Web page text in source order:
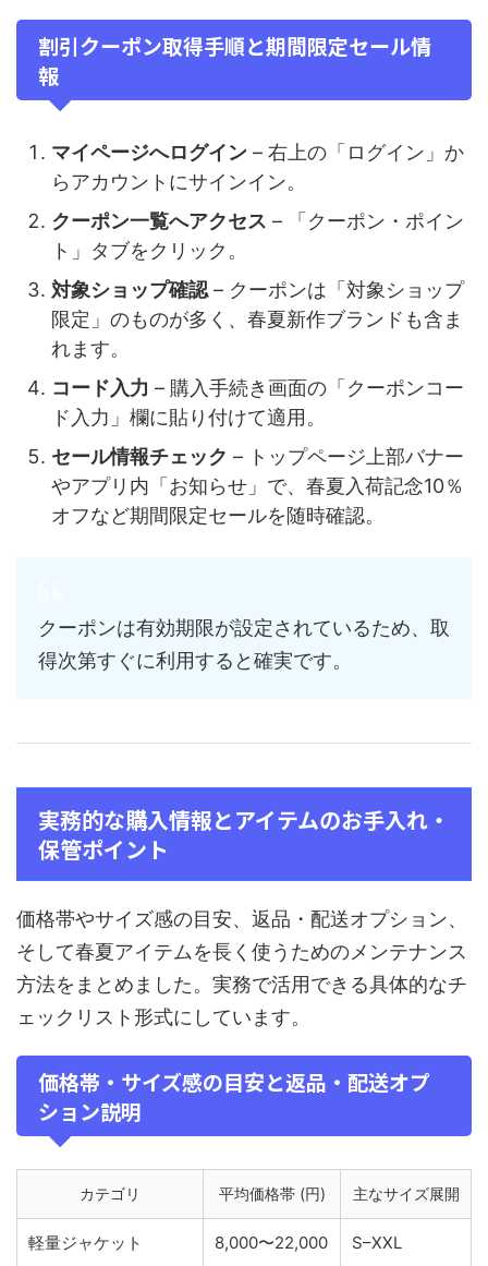
割引クーポン取得手順と期間限定セール情
報
マイページへログイン – 右上の「ログイン」か
らアカウントにサインイン。
クーポン一覧へアクセス – 「クーポン・ポイン
ト」タブをクリック。
対象ショップ確認– クーポンは「対象ショップ
限定」のものが多く、春夏新作ブランドも含ま
れます。
コード入力 – 購入手続き画面の「クーポンコー
ド入力」欄に貼り付けて適用。
セール情報チェック – トップページ上部バナー
やアプリ内「お知らせ」で、春夏入荷記念10％
オフなど期間限定セールを随時確認。
クーポンは有効期限が設定されているため、取
得次第すぐに利用すると確実です。
実務的な購入情報とアイテムのお手入れ・
保管ポイント
価格帯やサイズ感の目安、返品・配送オプション、
そして春夏アイテムを長く使うためのメンテナンス
方法をまとめました。実務で活用できる具体的なチ
ェックリスト形式にしています。
価格帯・サイズ感の目安と返品・配送オプ
ション説明
カテゴリ 平均価格帯 (円) 主なサイズ展開
軽量ジャケット 8,000〜22,000 S–XXL